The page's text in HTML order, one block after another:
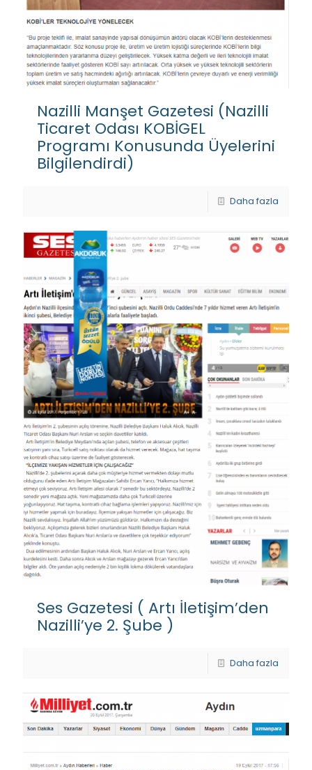
Nazilli Manşet Gazetesi (Nazilli
Ticaret Odası KOBİGEL
Programı Konusunda Üyelerini
Bilgilendirdi)
Daha fazla
Ses Gazetesi ( Artı İletişim’den
Nazilli’ye 2. Şube )
Daha fazla